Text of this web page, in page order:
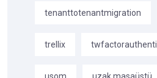
tenanttotenantmigration
trellix